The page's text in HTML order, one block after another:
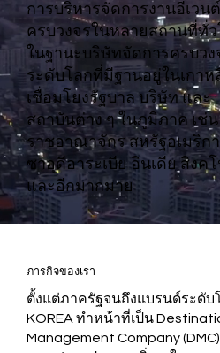
การบริหารจัดการงานอีเวน
ครบวงจรในหลายสถานที่ทั่ว
ในฐานะบริษัทจัดการครบวง
ระดับโลกที่มีฐานอยู่ในเกาห
เชื่อมโยงรัฐบาล บริษัท และ
สถาบันต่าง ๆ ในภูมิภาค เช่
ราชอาณาจักร สหรัฐอเมริกา
ซาอุดีอาระเบีย อินเดีย สิงคโ
และอีกมากมาย
ภารกิจของเรา
ตั้งแต่ภาครัฐจนถึงแบรนด์ระดับ
KOREA ทำหน้าที่เป็น
Management Company